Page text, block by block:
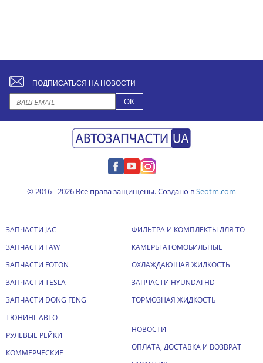
ПОДПИСАТЬСЯ НА НОВОСТИ
© 2016 - 2026 Все права защищены. Создано вSeotm.com
ЗАПЧАСТИ JAC
ЗАПЧАСТИ FAW
ЗАПЧАСТИ FOTON
ЗАПЧАСТИ TESLA
ЗАПЧАСТИ DONG FENG
ТЮНИНГ АВТО
РУЛЕВЫЕ РЕЙКИ
КОММЕРЧЕСКИЕ
ФИЛЬТРА И КОМПЛЕКТЫ ДЛЯ ТО
КАМЕРЫ АТОМОБИЛЬНЫЕ
ОХЛАЖДАЮЩАЯ ЖИДКОСТЬ
ЗАПЧАСТИ HYUNDAI HD
ТОРМОЗНАЯ ЖИДКОСТЬ
НОВОСТИ
ОПЛАТА, ДОСТАВКА И ВОЗВРАТ